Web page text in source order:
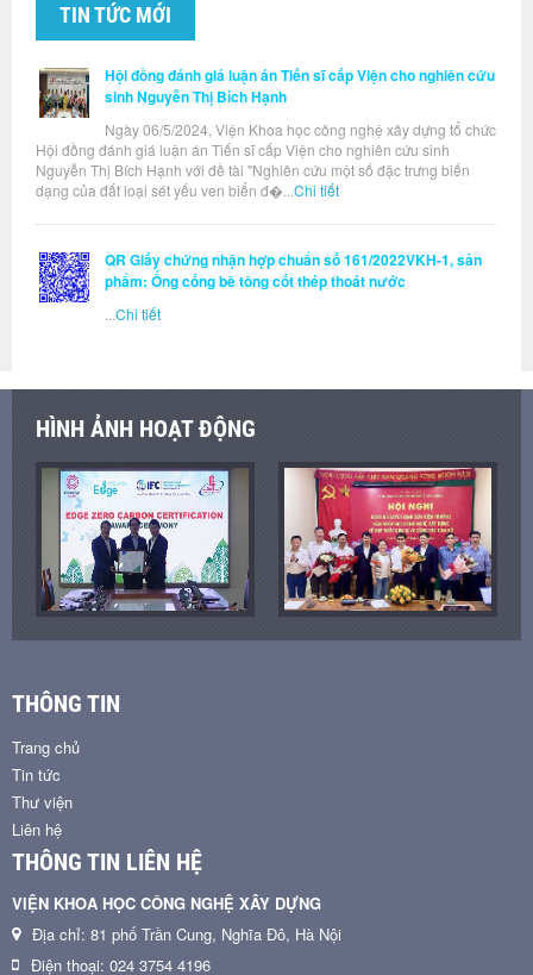
TIN TỨC MỚI
Hội đồng đánh giá luận án Tiến sĩ cấp Viện cho nghiên cứu
sinh Nguyễn Thị Bích Hạnh
Ngày 06/5/2024, Viện Khoa học công nghệ xây dựng tổ chức
Hội đồng đánh giá luận án Tiến sĩ cấp Viện cho nghiên cứu sinh
Nguyễn Thị Bích Hạnh với đề tài "Nghiên cứu một số đặc trưng biến
dạng của đất loại sét yếu ven biển đ�... Chi tiết
QR Giấy chứng nhận hợp chuẩn số 161/2022VKH-1, sản
phẩm: Ống cống bê tông cốt thép thoát nước
Chi tiết
HÌNH ẢNH HOẠT ĐỘNG
THÔNG TIN
Trang chủ
Tin tức
Thư viện
Liên hệ
THÔNG TIN LIÊN HỆ
VIỆN KHOA HỌC CÔNG NGHỆ XÂY DỰNG
Địa chỉ: 81 phố Trần Cung, Nghĩa Đô, Hà Nội
Điện thoại: 024 3754 4196